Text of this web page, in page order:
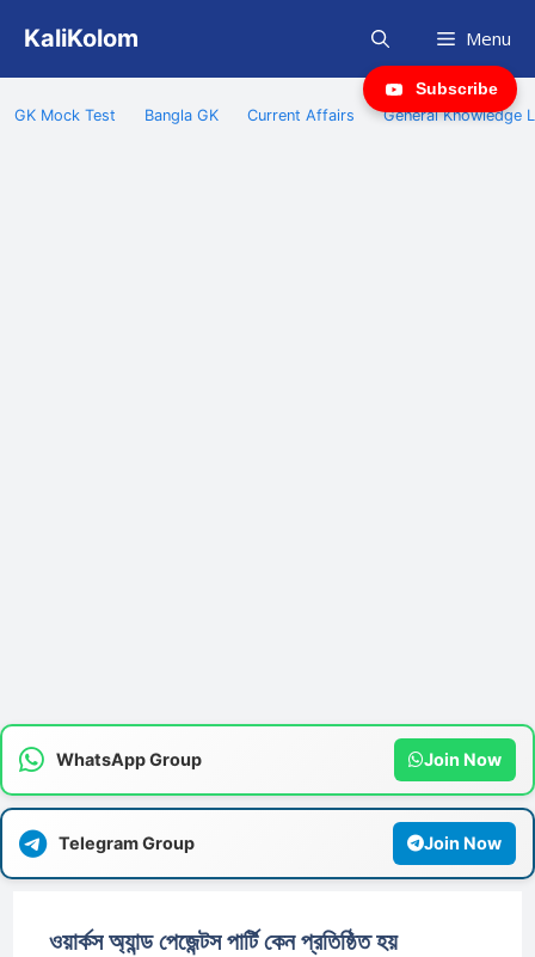
content
KaliKolom Menu
GK Mock Test Bangla GK Current Affairs General Knowledge
WhatsApp Group Join Now
Telegram Group Join Now
Subscribe
ওয়ার্কস অ্যান্ড পেজেন্টস পার্টি কেন প্রতিষ্ঠিত হয়